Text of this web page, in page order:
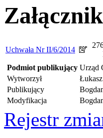
Uchwała Nr II/6/2014
Podmiot publikujący Urząd
Wytworzył
Publikujący
Modyfikacja
Rejestr